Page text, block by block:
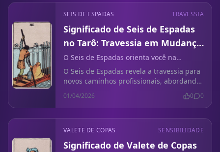
SEIS DE ESPADAS TRAVESSIA
Significado de Seis de Espadas
no Tarô: Travessia em Mudança
de Carreira
O Seis de Espadas orienta você na
incerteza das transições de carreira.
O Seis de Espadas revela a travessia para
novos caminhos profissionais, abordando
a ansiedade e o medo do desconhecido.
01/04/2026 0 0
VALETE DE COPAS SENSIBILIDADE
Significado de Valete de Copas